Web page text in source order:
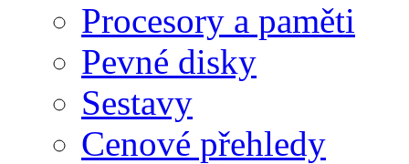
Procesory a paměti
Pevné disky
Sestavy
Cenové přehledy